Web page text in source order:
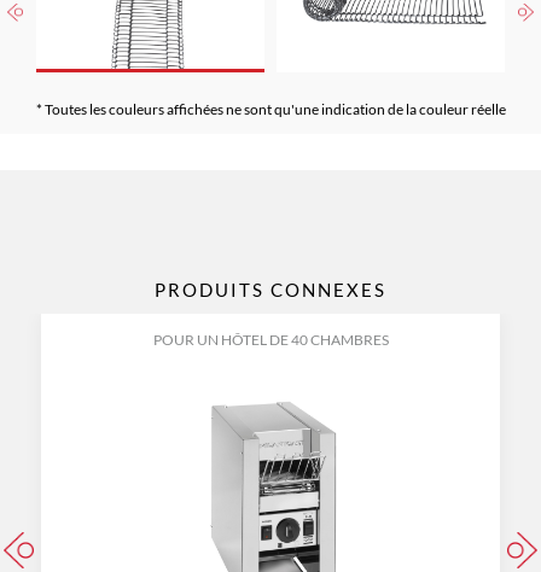
* Toutes les couleurs affichées ne sont qu'une indication de la couleur réelle
PRODUITS CONNEXES
POUR UN HÔTEL DE 40 CHAMBRES